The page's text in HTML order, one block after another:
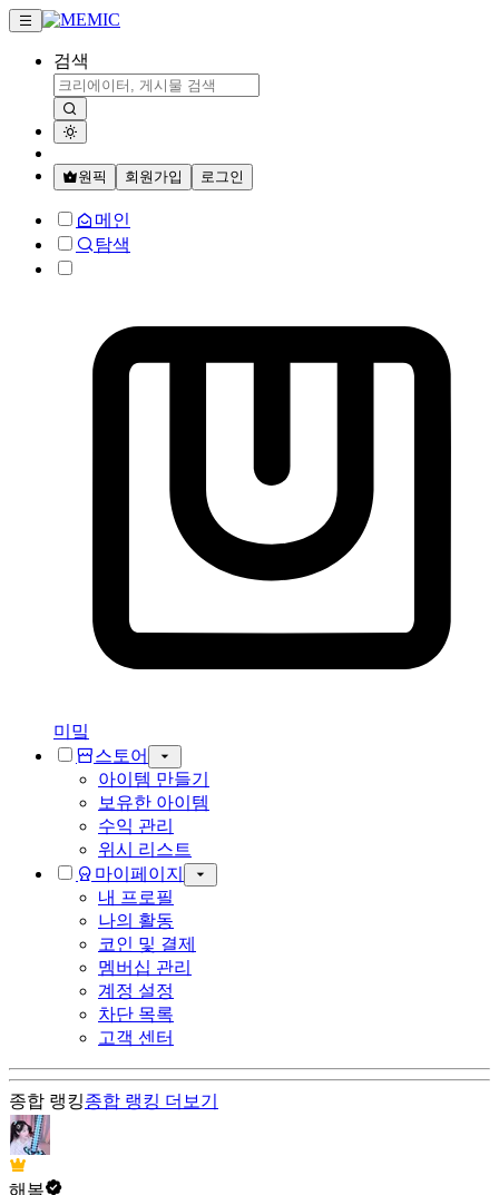
검색
원픽 회원가입 로그인
메인
탐색
미밐
스토어
아이템 만들기
보유한 아이템
수익 관리
위시 리스트
마이페이지
내 프로필
나의 활동
코인 및 결제
멤버십 관리
계정 설정
차단 목록
고객 센터
종합 랭킹종합 랭킹 더보기
해봄